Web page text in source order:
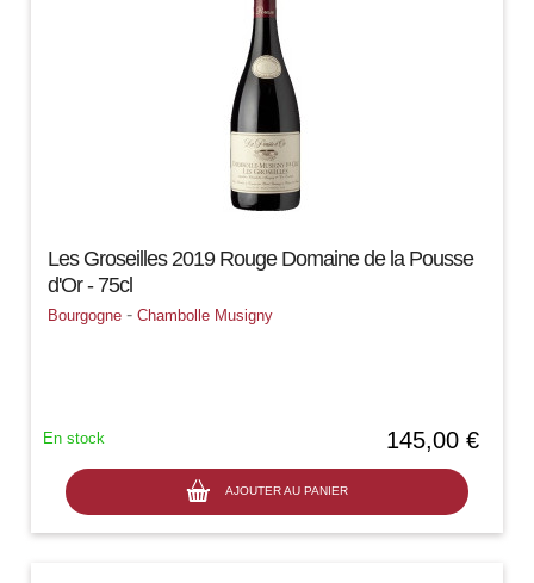
Les Groseilles 2019 Rouge Domaine de la Pousse
d'Or - 75cl
Bourgogne -Chambolle Musigny
145,00 €
AJOUTER AU PANIER
En stock